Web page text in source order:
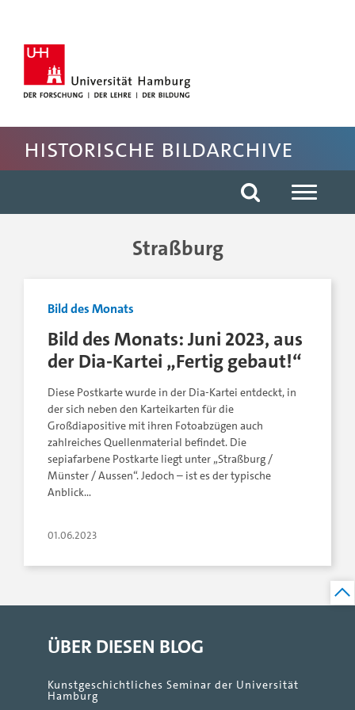
Fussbereich der Seite anspringen
Historische Bildarchive
Straßburg
Bild des Monats
Bild des Monats: Juni 2023, aus
der Dia-Kartei „Fertig gebaut!“
Diese Postkarte wurde in der Dia-Kartei entdeckt, in
der sich neben den Karteikarten für die
Großdiapositive mit ihren Fotoabzügen auch
zahlreiches Quellenmaterial befindet. Die
sepiafarbene Postkarte liegt unter „Straßburg /
Münster / Aussen“. Jedoch – ist es der typische
Anblick…
01.06.2023
ÜBER DIESEN BLOG
Kunstgeschichtliches Seminar der Universität
Hamburg